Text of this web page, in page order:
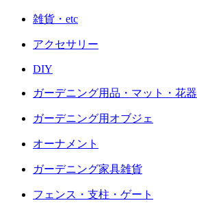
雑貨・etc
アクセサリー
DIY
ガーデニング用品・マット・花器
ガーデニング用オブジェ
オーナメント
ガーデニング家具雑貨
フェンス・支柱・ゲート